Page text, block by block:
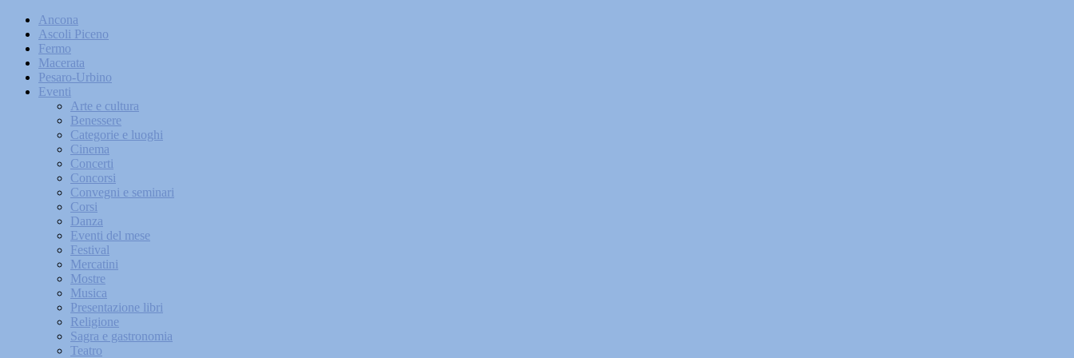
Ancona
Ascoli Piceno
Fermo
Macerata
Pesaro-Urbino
Eventi
Arte e cultura
Benessere
Categorie e luoghi
Cinema
Concerti
Concorsi
Convegni e seminari
Corsi
Danza
Eventi del mese
Festival
Mercatini
Mostre
Musica
Presentazione libri
Religione
Sagra e gastronomia
Teatro